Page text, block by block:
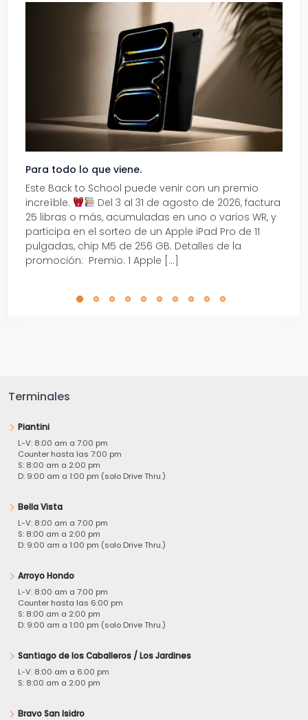
Para todo lo que viene.
Este Back to School puede venir con un premio
increíble.
Del 3 al 31 de agosto de 2026, factura
25 libras o más, acumuladas en uno o varios WR, y
participa en el sorteo de un Apple iPad Pro de 11
pulgadas, chip M5 de 256 GB. Detalles de la
promoción: Premio: 1 Apple […]
Terminales
Piantini
L-V: 8:00 am a 7:00 pm
Counter hasta las 7:00 pm
S: 8:00 am a 2:00 pm
D: 9:00 am a 1:00 pm (solo Drive Thru.)
Bella Vista
L-V: 8:00 am a 7:00 pm
S: 8:00 am a 2:00 pm
D: 9:00 am a 1:00 pm (solo Drive Thru.)
Arroyo Hondo
L-V: 8:00 am a 7:00 pm
Counter hasta las 6:00 pm
S: 8:00 am a 2:00 pm
D: 9:00 am a 1:00 pm (solo Drive Thru.)
Santiago de los Caballeros / Los Jardines
L-V: 8:00 am a 6:00 pm
S: 8:00 am a 2:00 pm
Bravo San Isidro